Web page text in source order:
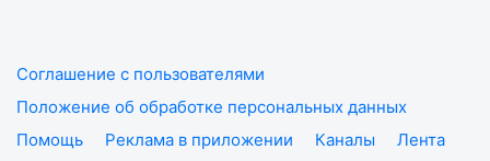
Соглашение с пользователями
Положение об обработке персональных данных
Помощь
Реклама в приложении Каналы
Лента